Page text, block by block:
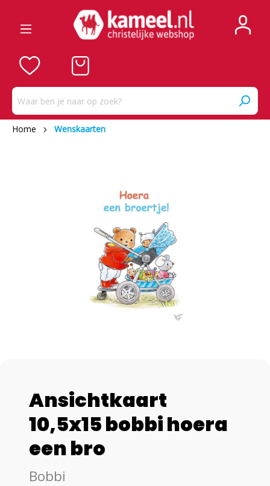
Home Wenskaarten
Ansichtkaart
10,5x15 bobbi hoera
een bro
Bobbi